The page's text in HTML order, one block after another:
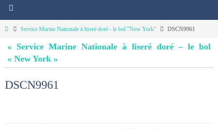
HomeService Marine Nationale à liseré doré - le bol "New York" DSCN9961
« Service Marine Nationale à liseré doré – le bol
« New York »
DSCN9961